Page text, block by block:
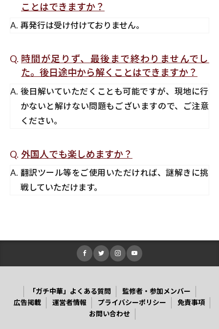
ことはできますか？
再発行は受け付けておりません。
時間が足りず、最後まで終わりませんでし
た。後日途中から解くことはできますか？
後日解いていただくことも可能ですが、現地に行
かないと解けない問題もございますので、ご注意
ください。
外国人でも楽しめますか？
翻訳ツール等をご使用いただければ、謎解きに挑
戦していただけます。
「ガチ中華」よくある質問
監修者・参加メンバー
広告掲載
運営者情報 プライバシーポリシー
免責事項
お問い合わせ